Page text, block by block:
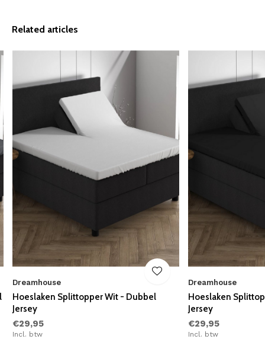
Related articles
Dreamhouse
Hoeslaken Splittopper Wit - Dubbel
Jersey
€29,95
Incl. btw
Dreamhouse
Hoeslaken
Jersey
€29,95
Incl. btw